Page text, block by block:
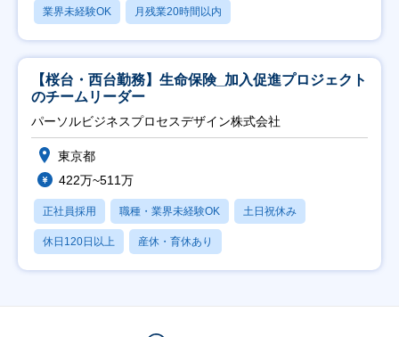
業界未経験OK 月残業20時間以内
【桜台・西台勤務】生命保険_加入促進プロジェクト
のチームリーダー
パーソルビジネスプロセスデザイン株式会社
東京都
422万~511万
正社員採用 職種・業界未経験OK 土日祝休み
休日120日以上 産休・育休あり